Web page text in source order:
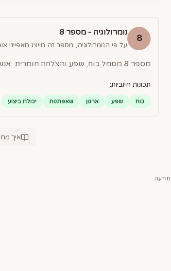
8
נומרולוגיה - מספר 8
על פי הנומרולוגיה, מספר זה מייצג מאפייני
מספר 8 מסמל כוח, שפע והצלחה חומרית. אנשים עם מספר 8 הם בעלי יכולת ארגונית מעולה, שאפתנים ומוכוונים להישגים.
תכונות חיוביות:
כוח שפע ארגון שאפתנות יכולת ביצוע
איך
מודעה